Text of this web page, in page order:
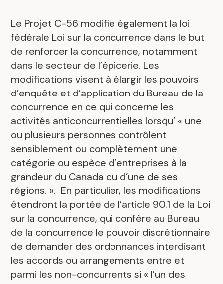
Le Projet C-56 modifie également la loi
fédérale Loi sur la concurrence dans le but
de renforcer la concurrence, notamment
dans le secteur de l’épicerie. Les
modifications visent à élargir les pouvoirs
d’enquête et d’application du Bureau de la
concurrence en ce qui concerne les
activités anticoncurrentielles lorsqu’ « une
ou plusieurs personnes contrôlent
sensiblement ou complètement une
catégorie ou espèce d’entreprises à la
grandeur du Canada ou d’une de ses
régions. ». En particulier, les modifications
étendront la portée de l’article 90.1 de la Loi
sur la concurrence, qui confère au Bureau
de la concurrence le pouvoir discrétionnaire
de demander des ordonnances interdisant
les accords ou arrangements entre et
parmi les non-concurrents si « l’un des